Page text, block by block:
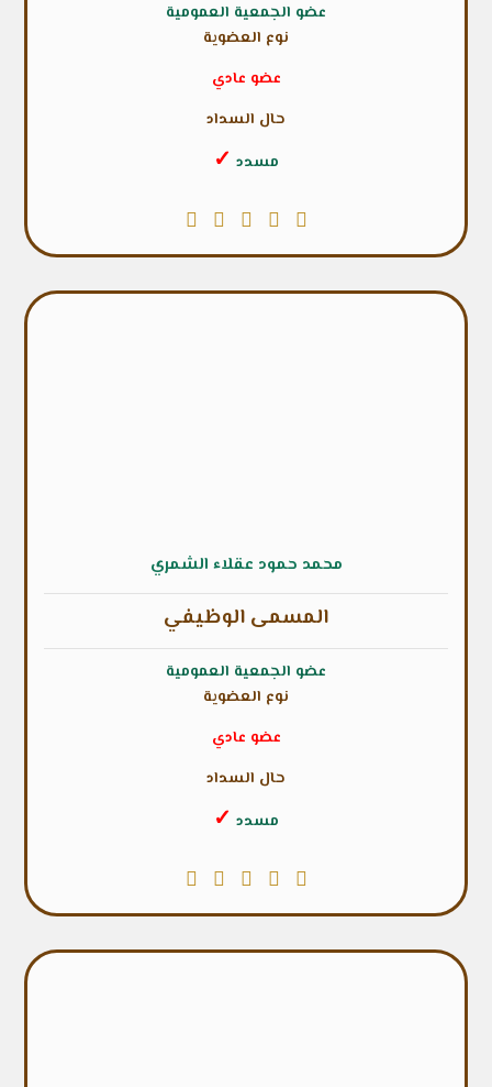
عضو الجمعية العمومية
نوع العضوية
عضو عادي
حال السداد
مسدد ✓
محمد حمود عقلاء الشمري
المسمى الوظيفي
عضو الجمعية العمومية
نوع العضوية
عضو عادي
حال السداد
مسدد ✓